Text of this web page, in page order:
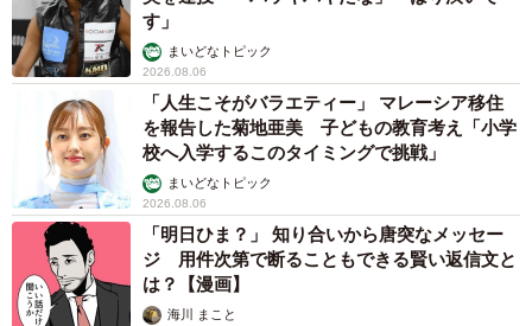
す」
まいどなトピック
2026.08.06
「人生こそがバラエティー」 マレーシア移住
を報告した菊地亜美 子どもの教育考え「小学
校へ入学するこのタイミングで挑戦」
まいどなトピック
2026.08.06
「明日ひま？」 知り合いから唐突なメッセー
ジ 用件次第で断ることもできる賢い返信文と
は？【漫画】
海川 まこと